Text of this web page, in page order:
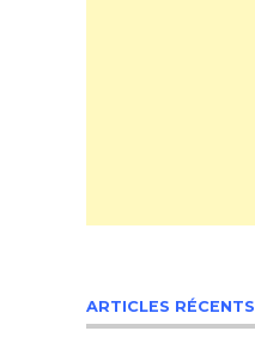
ARTICLES RÉCENTS